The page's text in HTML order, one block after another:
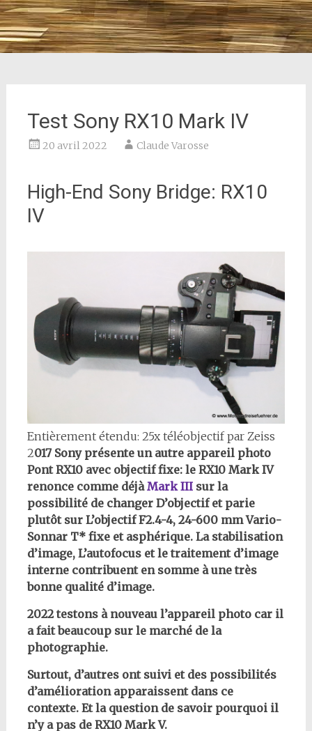
Test Sony RX10 Mark IV
20 avril 2022 Claude Varosse
High-End Sony Bridge: RX10
IV
Entièrement étendu: 25x téléobjectif par Zeiss
2017 Sony présente un autre appareil photo
Pont RX10 avec objectif fixe: le RX10 Mark IV
renonce comme déjàMark IIIsur la
possibilité de changer D’objectif et parie
plutôt sur L’objectif F2.4-4, 24-600 mm Vario-
Sonnar T* fixe et asphérique. La stabilisation
d’image, L’autofocus et le traitement d’image
interne contribuent en somme à une très
bonne qualité d’image.
2022testons à nouveau l’appareil photo car il
a fait beaucoup sur le marché de la
photographie.
Surtout, d’autres ont suivi et des possibilités
d’amélioration apparaissent dans ce
contexte. Et la question de savoir pourquoi il
n’y a pas de RX10 Mark V.